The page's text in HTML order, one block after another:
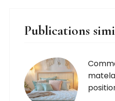
Publications